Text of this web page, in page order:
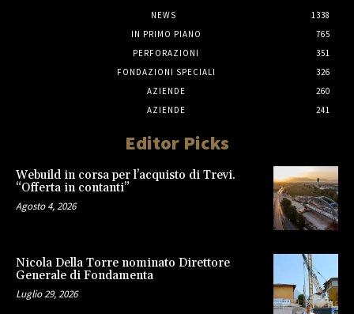
NEWS
1338
IN PRIMO PIANO
765
PERFORAZIONI
351
FONDAZIONI SPECIALI
326
AZIENDE
260
AZIENDE
241
Editor Picks
Webuild in corsa per l’acquisto di Trevi.
“Offerta in contanti”
Agosto 4, 2026
Nicola Della Torre nominato Direttore
Generale di Fondamenta
Luglio 29, 2026